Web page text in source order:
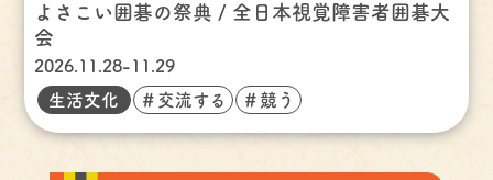
よさこい囲碁の祭典 / 全日本視覚障害者囲碁大
会
2026.11.28-11.29
生活文化 ＃交流する ＃競う